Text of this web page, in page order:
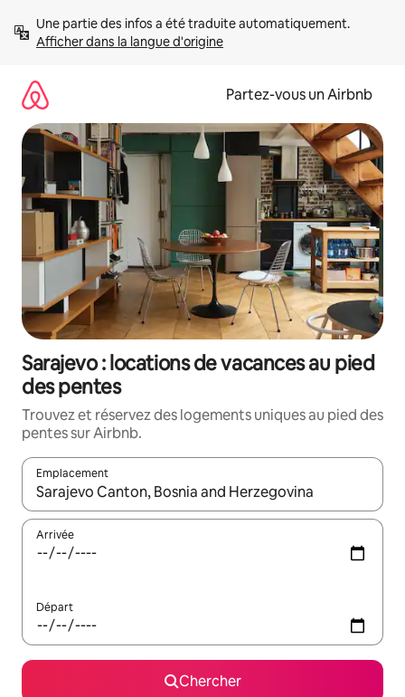
directement
Afficher dans la langue d'origine
Partez-vous un Airbnb
Sarajevo : locations de vacances au pied
des pentes
Trouvez et réservez des logements uniques au pied des
pentes sur Airbnb.
Emplacement
Quand les résultats sont affichés, parcourez-les en utilisant
Arrivée
Départ
Chercher